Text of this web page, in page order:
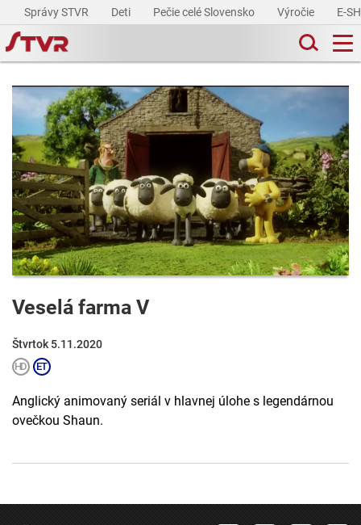
Správy STVR Deti Pečie celé Slovensko Výročie E-
Veselá farma V
Štvrtok 5.11.2020
Anglický animovaný seriál v hlavnej úlohe s legendárnou
ovečkou Shaun.